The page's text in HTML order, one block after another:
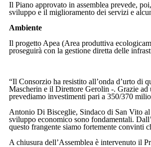
Il Piano approvato in assemblea prevede,
sviluppo e il miglioramento dei servizi e
Ambiente
Il progetto Apea (Area produttiva
proseguirà con la gestione diretta delle
“Il Consorzio ha resistito all’onda d’urto di
Mascherin e il Direttore Gerolin -. Grazie ad
prevediamo investimenti pari a 350/370
Antonio Di Bisceglie, Sindaco di San Vito al
sviluppo economico sono fondamentali.
questo frangente siamo fortemente convinti
A chiusura dell’Assemblea è intervenuto il